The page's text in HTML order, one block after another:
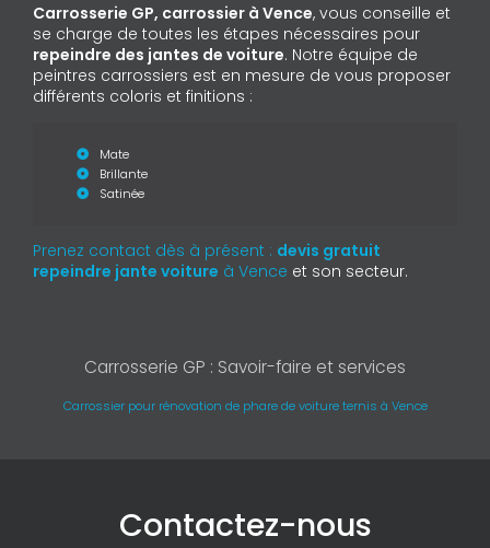
Carrosserie GP, carrossier à Vence, vous conseille et
se charge de toutes les étapes nécessaires pour
repeindre des jantes de voiture. Notre équipe de
peintres carrossiers est en mesure de vous proposer
différents coloris et finitions :
Mate
Brillante
Satinée
Prenez contact dès à présent : devis gratuit
repeindre jante voiture à Vence et son secteur.
Carrosserie GP : Savoir-faire et services
Carrossier pour rénovation de phare de voiture ternis à Vence
Contactez-nous